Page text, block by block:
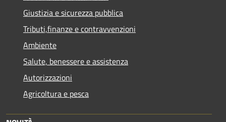
Giustizia e sicurezza pubblica
Tributi,finanze e contravvenzioni
Ambiente
Salute, benessere e assistenza
Autorizzazioni
Agricoltura e pesca